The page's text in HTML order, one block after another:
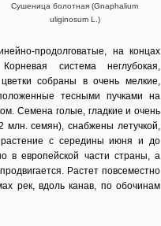
Сушеница болотная (Gnaphalium
uliginosum L.)
продолговатые, на концах
система неглубокая,
собраны в очень мелкие,
тесными пучками на
Семена голые, гладкие и очень
семян), снабжены летучкой,
растение с середины июня и до
в европейской части страны, а
Растет повсеместно
рек, вдоль канав, по обочинам